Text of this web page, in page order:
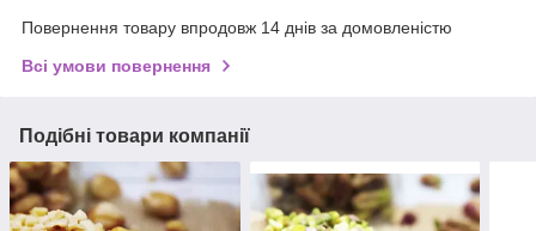
Повернення товару впродовж 14 днів за домовленістю
Всі умови повернення
Подібні товари компанії